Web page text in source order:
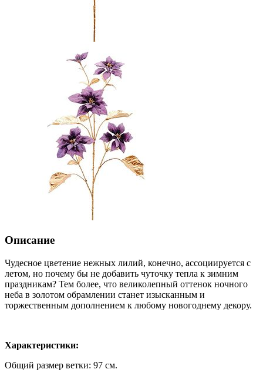
Описание
Чудесное цветение нежных лилий, конечно, ассоциируется с
летом, но почему бы не добавить чуточку тепла к зимним
праздникам? Тем более, что великолепный оттенок ночного
неба в золотом обрамлении станет изысканным и
торжественным дополнением к любому новогоднему декору.
Характеристики:
Общий размер ветки: 97 см.